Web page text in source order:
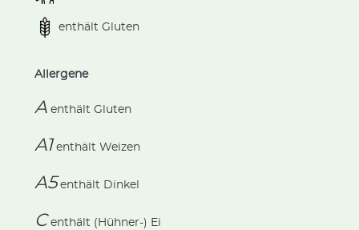
enthält Gluten
Allergene
A enthält Gluten
A1 enthält Weizen
A5enthält Dinkel
C enthält (Hühner-) Ei